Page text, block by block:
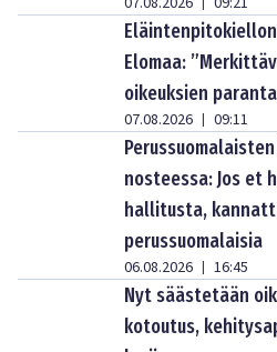
Elomaa:
oikeuksien
07.08.2026 | 09:11
nosteessa: Jos et
hallitusta,
perussuomalaisia
06.08.2026 | 16:45
Nyt säästetään
kotoutus,